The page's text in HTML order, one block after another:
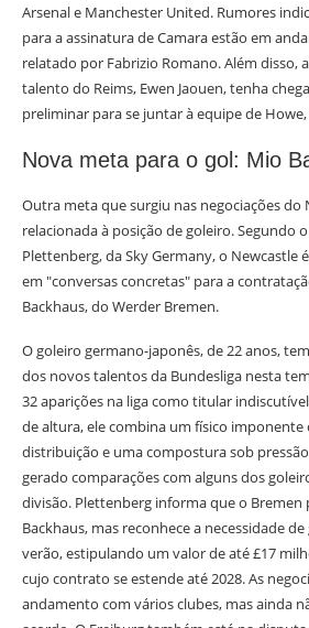
Arsenal e Manchester United. Rumores
para a assinatura de Camara estão em
relatado por Fabrizio Romano. Além disso,
talento do Reims, Ewen Jaouen, tenha
preliminar para se juntar à equipe de
Nova meta para o gol: Mio
Outra meta que surgiu nas negociações do
relacionada à posição de goleiro. Segundo
Plettenberg, da Sky Germany, o Newcastle
em "conversas concretas" para a
Backhaus, do Werder Bremen.
O goleiro germano-japonês, de 22 anos,
dos novos talentos da Bundesliga nesta
32 aparições na liga como titular
de altura, ele combina um físico imponente
distribuição e uma compostura sob
gerado comparações com alguns dos
divisão. Plettenberg informa que o Bremen
Backhaus, mas reconhece a necessidade
verão, estipulando um valor de até £17
cujo contrato se estende até 2028. As
andamento com vários clubes, mas ainda